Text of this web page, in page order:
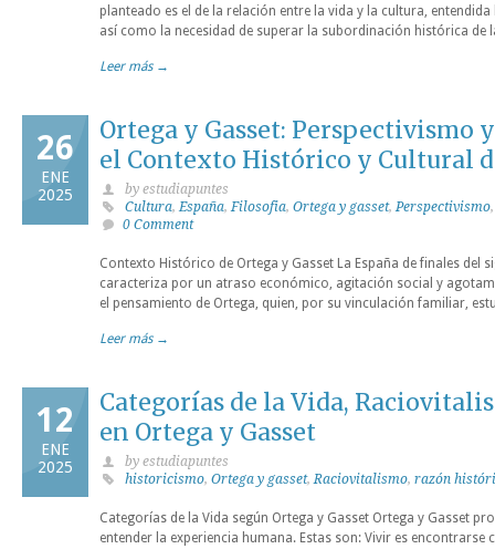
planteado es el de la relación entre la vida y la cultura,
así como la necesidad de superar la subordinación histórica de
Leer más →
26
ENE
2025
Ortega y Gasset: Perspectivismo
el Contexto Histórico y Cultural
by estudiapuntes
Cultura,España,Filosofia, Ortega y gasset,Perspectivismo
0 Comment
Contexto Histórico de Ortega y Gasset La España de finales del
caracteriza por un atraso económico, agitación social y
el pensamiento de Ortega, quien, por su vinculación familiar,
Leer más →
12
ENE
2025
Categorías de la Vida,
en Ortega y Gasset
by estudiapuntes
historicismo, Ortega y gasset,Raciovitalismo, razón
Categorías de la Vida según Ortega y Gasset Ortega y Gasset
entender la experiencia humana. Estas son: Vivir es encontrarse